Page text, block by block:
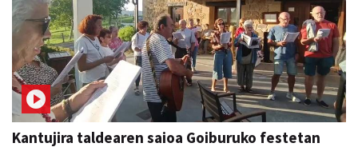
Kantujira taldearen saioa Goiburuko festetan